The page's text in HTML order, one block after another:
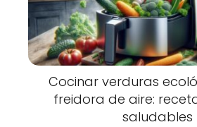
Cocinar verduras
freidora de aire:
saludables